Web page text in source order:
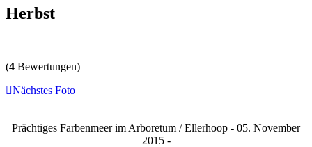
Herbst
(4 Bewertungen)
Nächstes Foto
Prächtiges Farbenmeer im Arboretum / Ellerhoop - 05. November
2015 -